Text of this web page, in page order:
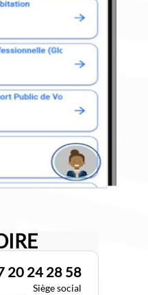
Siège social
20 24 28 58